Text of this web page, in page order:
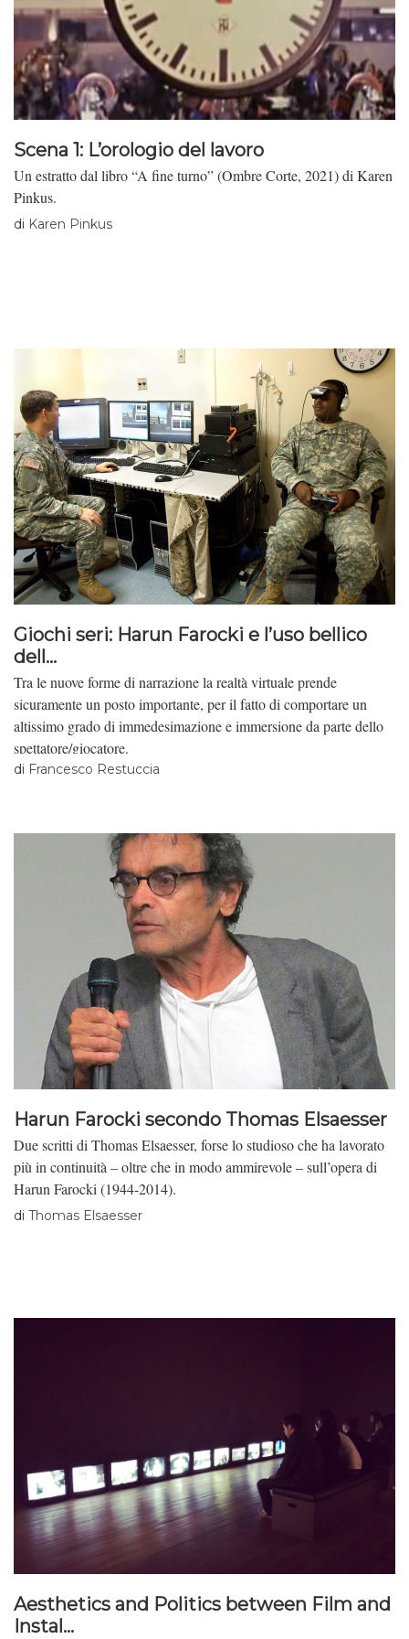
Scena 1: L’orologio del lavoro
Un estratto dal libro “A fine turno” (Ombre Corte, 2021) di Karen
Pinkus.
di Karen Pinkus
Giochi seri: Harun Farocki e l’uso bellico
dell...
Tra le nuove forme di narrazione la realtà virtuale prende
sicuramente un posto importante, per il fatto di comportare un
altissimo grado di immedesimazione e immersione da parte dello
spettatore/giocatore.
di Francesco Restuccia
Harun Farocki secondo Thomas Elsaesser
Due scritti di Thomas Elsaesser, forse lo studioso che ha lavorato
più in continuità – oltre che in modo ammirevole – sull’opera di
Harun Farocki (1944-2014).
di Thomas Elsaesser
Aesthetics and Politics between Film and
Instal...